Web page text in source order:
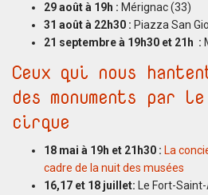
29 août à 19h : Mérignac (33)
31 août à 22h30 : Piazza San
21 septembre à 19h30 et 21h :
Ceux qui nous
des monuments par
cirque
18 mai à 19h et 21h30 : La
cadre de la nuit des musées
16,17 et 18 juillet: Le Fort-